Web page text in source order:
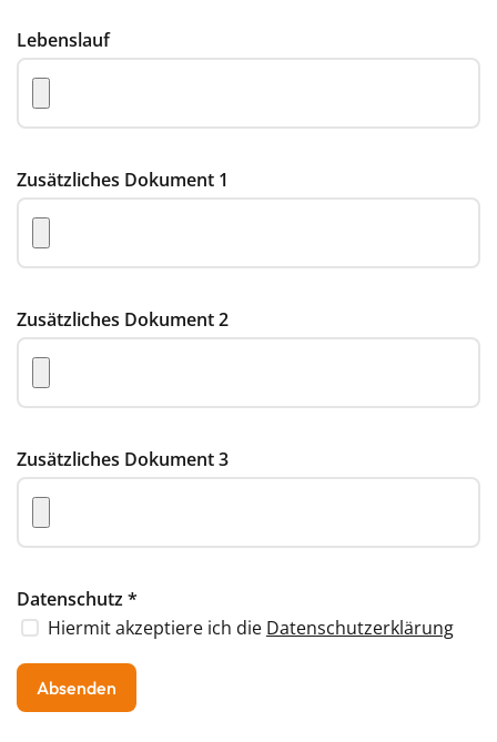
Lebenslauf
Zusätzliches Dokument 1
Zusätzliches Dokument 2
Zusätzliches Dokument 3
Datenschutz*
Hiermit akzeptiere ich die Datenschutzerklärung